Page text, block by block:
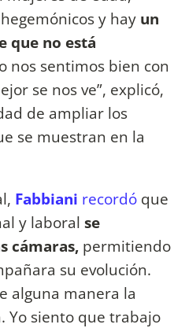
y hay un
que no está
nos sentimos bien con
se nos ve”, explicó,
de ampliar los
se muestran en la
Fabbiani recordó que
y laboral se
cámaras, permitiendo
su evolución.
alguna manera la
Yo siento que trabajo